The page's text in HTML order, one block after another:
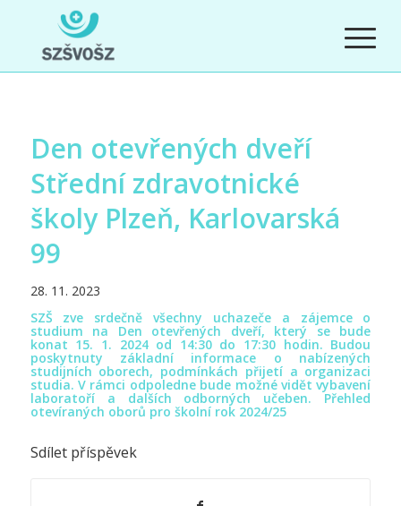
Den otevřených dveří
Střední zdravotnické
školy Plzeň, Karlovarská
99
28. 11. 2023
SZŠ zve srdečně všechny uchazeče a zájemce o
studium na Den otevřených dveří, který se bude
konat 15. 1. 2024 od 14:30 do 17:30 hodin. Budou
poskytnuty základní informace o nabízených
studijních oborech, podmínkách přijetí a organizaci
studia. V rámci odpoledne bude možné vidět vybavení
laboratoří a dalších odborných učeben. Přehled
otevíraných oborů pro školní rok 2024/25
Sdílet příspěvek